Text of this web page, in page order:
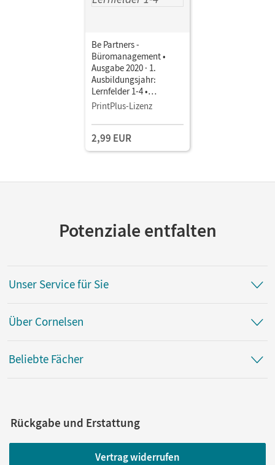
Be Partners -
Büromanagement •
Ausgabe 2020 · 1.
Ausbildungsjahr:
Lernfelder 1-4 •
Fachkunde als E-Book
PrintPlus-Lizenz
2,99 EUR
Potenziale entfalten
Unser Service für Sie
Über Cornelsen
Beliebte Fächer
Rückgabe und Erstattung
Vertrag widerrufen